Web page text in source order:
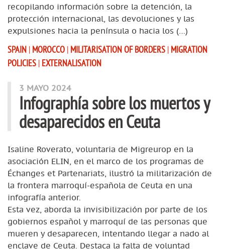
recopilando información sobre la detención, la
protección internacional, las devoluciones y las
expulsiones hacia la península o hacia los (…)
SPAIN | MOROCCO | MILITARISATION OF BORDERS | MIGRATION
POLICIES | EXTERNALISATION
3 MAYO 2024
Infographía sobre los muertos y
desaparecidos en Ceuta
Isaline Roverato, voluntaria de Migreurop en la
asociación ELIN, en el marco de los programas de
Échanges et Partenariats, ilustró la militarización de
la frontera marroquí-española de Ceuta en una
infografía anterior.
Esta vez, aborda la invisibilización por parte de los
gobiernos español y marroquí de las personas que
mueren y desaparecen, intentando llegar a nado al
enclave de Ceuta. Destaca la falta de voluntad